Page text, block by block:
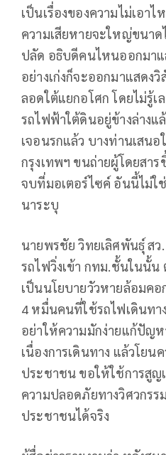
เป็นเรื่องของความไม่เอา
ความเสียหายจะใหญ่ขนา
ปลัด อธิบดีคนไหนออกมา
อย่างเก่งก็จะออกมาแสดง
ลอดใต้แยกอโศก โดยไม่รู้
รถไฟฟ้าใต้ดินอยู่ข้างล่างแ
เจอนรกแล้ว บางท่านเสน
กรุงเทพฯ ขนถ่ายผู้โดยสา
จบที่มอเตอร์ไซค์ อันนี้ไม่
นาระบุ
นายพรชัย วิทยเลิศพันธุ์ ส
รถไฟวิ่งเข้า กทม.ชั้นในนั้
เป็นนโยบายวัวหายล้อมค
4 หมื่นคนที่ใช้รถไฟเดินทา
อย่าให้ความมักง่ายแก้ปัญ
เนื่องการเดินทาง แล้วโยน
ประชาชน ขอให้ใช้การสูญ
ความปลอดภัยทางวิศวกร
ประชาชนได้จริง